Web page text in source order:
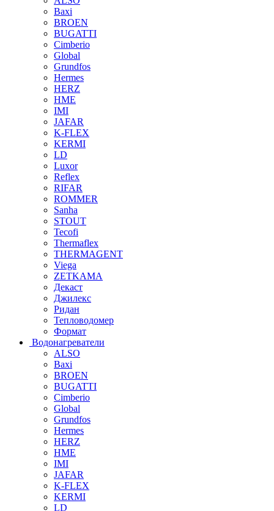
Baxi
BROEN
BUGATTI
Cimberio
Global
Grundfos
Hermes
HERZ
HME
IMI
JAFAR
K-FLEX
KERMI
LD
Luxor
Reflex
RIFAR
ROMMER
Sanha
STOUT
Tecofi
Thermaflex
THERMAGENT
Viega
ZETKAMA
Декаст
Джилекс
Ридан
Тепловодомер
Формат
Водонагреватели
ALSO
Baxi
BROEN
BUGATTI
Cimberio
Global
Grundfos
Hermes
HERZ
HME
IMI
JAFAR
K-FLEX
KERMI
LD